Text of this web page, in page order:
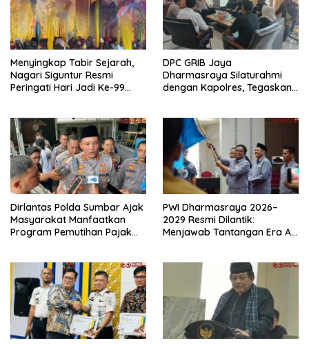
Menyingkap Tabir Sejarah,
Nagari Siguntur Resmi
Peringati Hari Jadi Ke-99
DPC GRIB Jaya
Dharmasraya Silaturahmi
dengan Kapolres, Tegaskan
Dirlantas Polda Sumbar Ajak
Masyarakat Manfaatkan
Program Pemutihan Pajak
PWI Dharmasraya 2026–
2029 Resmi Dilantik:
Menjawab Tantangan Era AI